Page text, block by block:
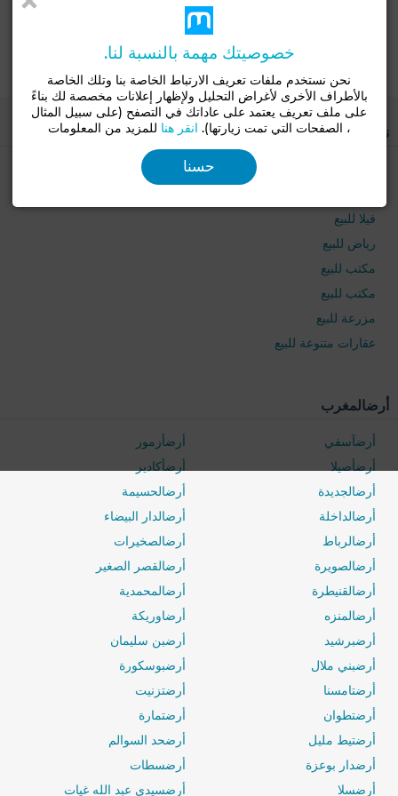
نوع جيد
فيلا للبيع
رياض للبيع
مكتب للبيع
مكتب للبيع
مزرعة للبيع
عقارات متنوعة للبيع
أرضالمغرب
أرضآسفي
أرضأزمور
أرضأصيلا
أرضأكادير
أرضالجديدة
أرضالحسيمة
أرضالداخلة
أرضالدار البيضاء
أرضالرباط
أرضالصخيرات
أرضالصويرة
أرضالقصر الصغير
أرضالقنيطرة
أرضالمحمدية
أرضالمنزه
أرضاوريكة
أرضبرشيد
أرضبن سليمان
أرضبني ملال
أرضبوسكورة
أرضتامسنا
أرضتزنيت
أرضتطوان
أرضتمارة
أرضتيط مليل
أرضحد السوالم
أرضدار بوعزة
أرضسطات
أرضسلا
أرضسيدي عبد الله غيات
خصوصيتك مهمة بالنسبة لنا.
نحن نستخدم ملفات تعريف الارتباط الخاصة بنا وتلك الخاصة
بالأطراف الأخرى لأغراض التحليل ولإظهار إعلانات مخصصة لك بناءً
على ملف تعريف يعتمد على عاداتك في التصفح (على سبيل المثال
، الصفحات التي تمت زيارتها). انقر هنا للمزيد من المعلومات
حسنا